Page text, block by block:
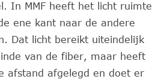
In MMF heeft het licht ruimte
ene kant naar de andere
Dat licht bereikt uiteindelijk
van de fiber, maar heeft
afstand afgelegd en doet er